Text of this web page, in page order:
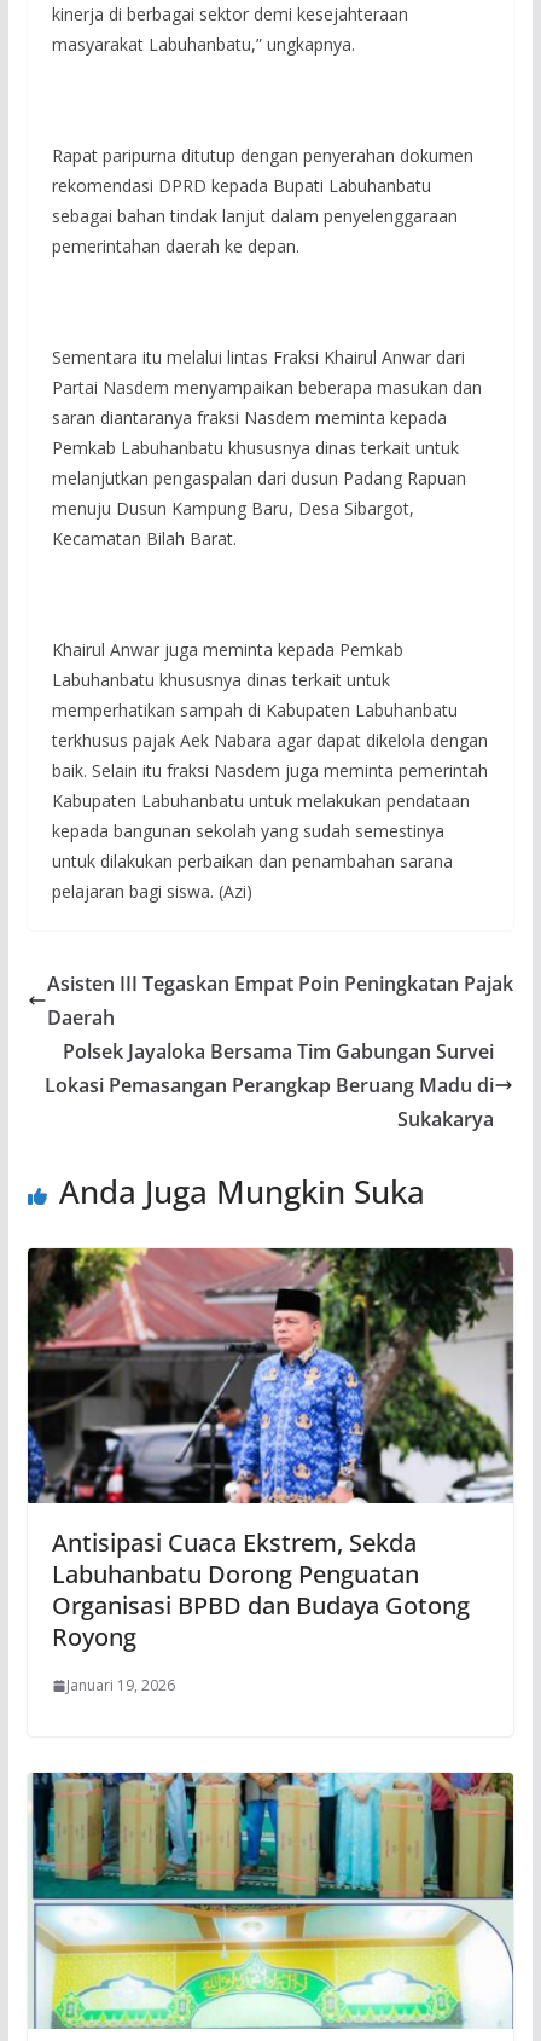
kinerja di berbagai sektor demi kesejahteraan
masyarakat Labuhanbatu,” ungkapnya.
Rapat paripurna ditutup dengan penyerahan dokumen
rekomendasi DPRD kepada Bupati Labuhanbatu
sebagai bahan tindak lanjut dalam penyelenggaraan
pemerintahan daerah ke depan.
Sementara itu melalui lintas Fraksi Khairul Anwar dari
Partai Nasdem menyampaikan beberapa masukan dan
saran diantaranya fraksi Nasdem meminta kepada
Pemkab Labuhanbatu khususnya dinas terkait untuk
melanjutkan pengaspalan dari dusun Padang Rapuan
menuju Dusun Kampung Baru, Desa Sibargot,
Kecamatan Bilah Barat.
Khairul Anwar juga meminta kepada Pemkab
Labuhanbatu khususnya dinas terkait untuk
memperhatikan sampah di Kabupaten Labuhanbatu
terkhusus pajak Aek Nabara agar dapat dikelola dengan
baik. Selain itu fraksi Nasdem juga meminta pemerintah
Kabupaten Labuhanbatu untuk melakukan pendataan
kepada bangunan sekolah yang sudah semestinya
untuk dilakukan perbaikan dan penambahan sarana
pelajaran bagi siswa. (Azi)
Asisten III Tegaskan Empat Poin Peningkatan Pajak
Daerah
Polsek Jayaloka Bersama Tim Gabungan Survei
Lokasi Pemasangan Perangkap Beruang Madu di
Sukakarya
Anda Juga Mungkin Suka
Antisipasi Cuaca Ekstrem, Sekda
Labuhanbatu Dorong Penguatan
Organisasi BPBD dan Budaya Gotong
Royong
Januari 19, 2026